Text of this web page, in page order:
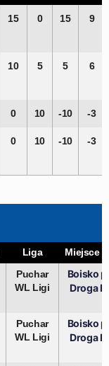
15 0 15 9
10 5 5 6
0 10 -10 -3
0 10 -10 -3
Liga Miejsce
Puchar
WL Ligi
Boisko
Droga
Puchar
WL Ligi
Boisko
Droga